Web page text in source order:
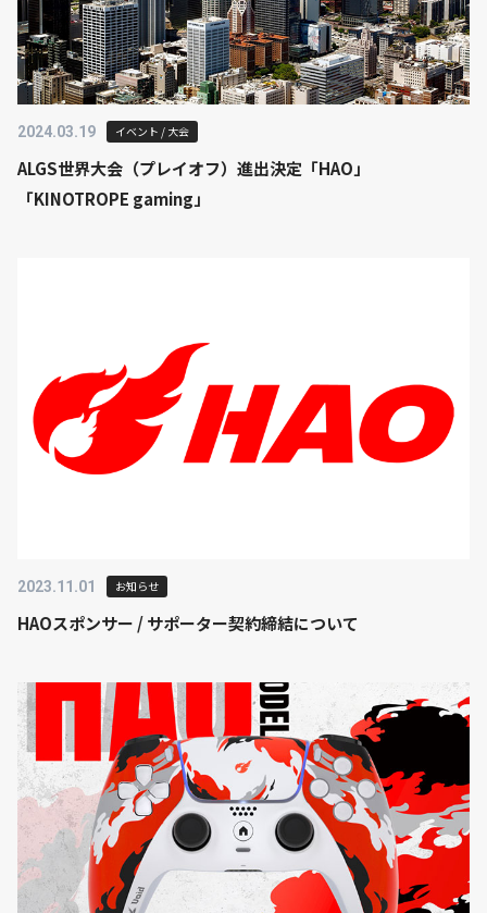
2024.03.19 イベント / 大会
ALGS世界大会（プレイオフ）進出決定「HAO」
「KINOTROPE gaming」
2023.11.01 お知らせ
HAOスポンサー / サポーター契約締結について